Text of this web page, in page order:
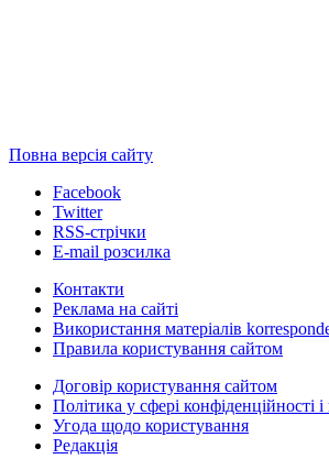
Повна версія сайту
Facebook
Twitter
RSS-стрічки
E-mail розсилка
Контакти
Реклама на сайті
Використання матеріалів
Правила користування сайтом
Договір користування сайтом
Політика у сфері конфіденційності
Угода щодо користування
Редакція